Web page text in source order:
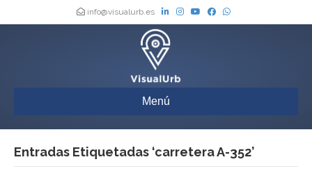
info@visualurb.es
Menú
Entradas Etiquetadas ‘carretera A-352’